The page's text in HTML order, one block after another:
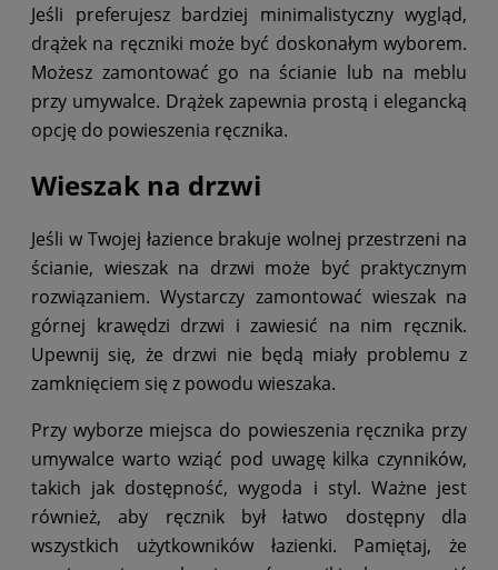
Jeśli preferujesz bardziej minimalistyczny wygląd,
drążek na ręczniki może być doskonałym wyborem.
Możesz zamontować go na ścianie lub na meblu
przy umywalce. Drążek zapewnia prostą i elegancką
opcję do powieszenia ręcznika.
Wieszak na drzwi
Jeśli w Twojej łazience brakuje wolnej przestrzeni na
ścianie, wieszak na drzwi może być praktycznym
rozwiązaniem. Wystarczy zamontować wieszak na
górnej krawędzi drzwi i zawiesić na nim ręcznik.
Upewnij się, że drzwi nie będą miały problemu z
zamknięciem się z powodu wieszaka.
Przy wyborze miejsca do powieszenia ręcznika przy
umywalce warto wziąć pod uwagę kilka czynników,
takich jak dostępność, wygoda i styl. Ważne jest
również, aby ręcznik był łatwo dostępny dla
wszystkich użytkowników łazienki. Pamiętaj, że